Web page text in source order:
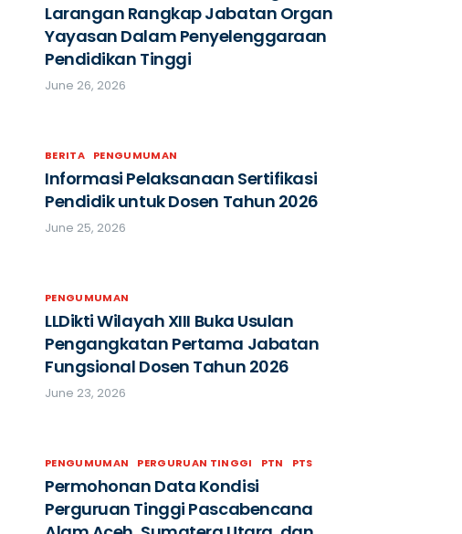
Larangan Rangkap Jabatan Organ
Yayasan Dalam Penyelenggaraan
Pendidikan Tinggi
June 26, 2026
BERITA PENGUMUMAN
Informasi Pelaksanaan Sertifikasi
Pendidik untuk Dosen Tahun 2026
June 25, 2026
PENGUMUMAN
LLDikti Wilayah XIII Buka Usulan
Pengangkatan Pertama Jabatan
Fungsional Dosen Tahun 2026
June 23, 2026
PENGUMUMAN PERGURUAN TINGGI PTN PTS
Permohonan Data Kondisi
Perguruan Tinggi Pascabencana